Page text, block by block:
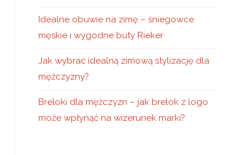
Idealne obuwie na zimę – śniegowce
męskie i wygodne buty Rieker
Jak wybrać idealną zimową stylizację dla
mężczyzny?
Breloki dla mężczyzn – jak brelok z logo
może wpłynąć na wizerunek marki?